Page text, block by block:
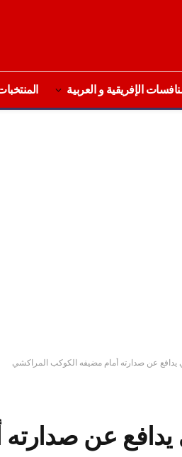
الإفريقية و العربية
يدافع عن صدارته أمام مضيفه الكوكب المراكشي
عن